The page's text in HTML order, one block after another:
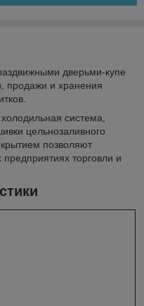
дверьми-купе
продажи и хранения
система,
цельнозаливного
позволяют
торговли и